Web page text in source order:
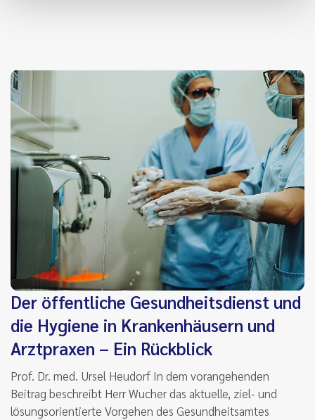
Der öffentliche Gesundheitsdienst und
die Hygiene in Krankenhäusern und
Arztpraxen – Ein Rückblick
Prof. Dr. med. Ursel Heudorf In dem vorangehenden
Beitrag beschreibt Herr Wucher das aktuelle, ziel- und
lösungsorientierte Vorgehen des Gesundheitsamtes